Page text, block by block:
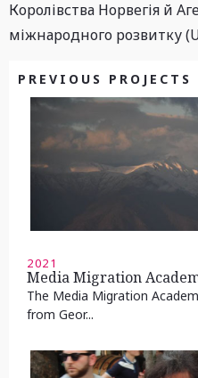
Королівства Норвегія й
міжнародного розвитку
PREVIOUS PROJECTS
2021
Media Migration
The Media Migration
from Geor...